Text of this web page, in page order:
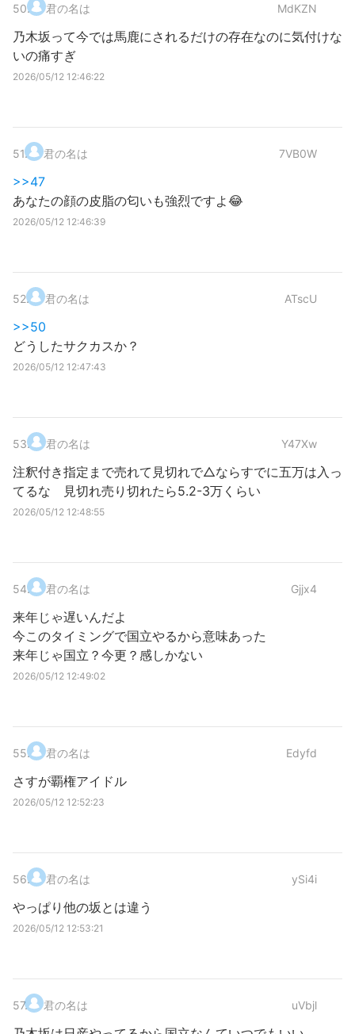
50. 君の名は MdKZN
乃木坂って今では馬鹿にされるだけの存在なのに気付けな
いの痛すぎ
2026/05/12 12:46:22
51. 君の名は 7VB0W
>>47
あなたの顔の皮脂の匂いも強烈ですよ😂
2026/05/12 12:46:39
52. 君の名は ATscU
>>50
どうしたサクカスか？
2026/05/12 12:47:43
53. 君の名は Y47Xw
注釈付き指定まで売れて見切れで△ならすでに五万は入っ
てるな 見切れ売り切れたら5.2-3万くらい
2026/05/12 12:48:55
54. 君の名は Gjjx4
来年じゃ遅いんだよ
今このタイミングで国立やるから意味あった
来年じゃ国立？今更？感しかない
2026/05/12 12:49:02
55. 君の名は Edyfd
さすが覇権アイドル
2026/05/12 12:52:23
56. 君の名は ySi4i
やっぱり他の坂とは違う
2026/05/12 12:53:21
57. 君の名は uVbjl